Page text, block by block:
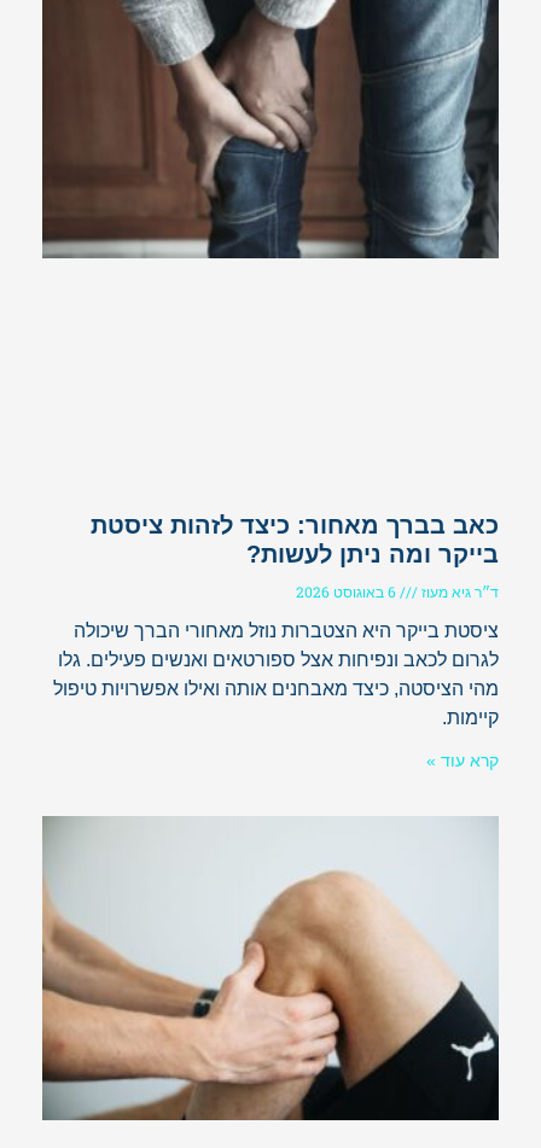
כאב בברך מאחור: כיצד לזהות ציסטת
בייקר ומה ניתן לעשות?
ד״ר גיא מעוז
ציסטת בייקר היא הצטברות נוזל מאחורי הברך שיכולה
לגרום לכאב ונפיחות אצל ספורטאים ואנשים פעילים. גלו
מהי הציסטה, כיצד מאבחנים אותה ואילו אפשרויות טיפול
קיימות.
קרא עוד »